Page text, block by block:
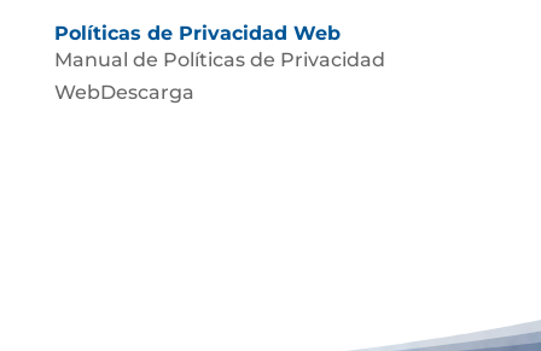
Políticas de Privacidad Web
Manual de Políticas de Privacidad
WebDescarga